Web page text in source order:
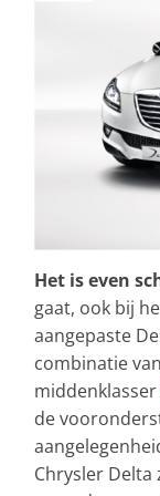
Het is even
gaat, ook bij
aangepaste
combinatie
middenklasser
de
Chrysler